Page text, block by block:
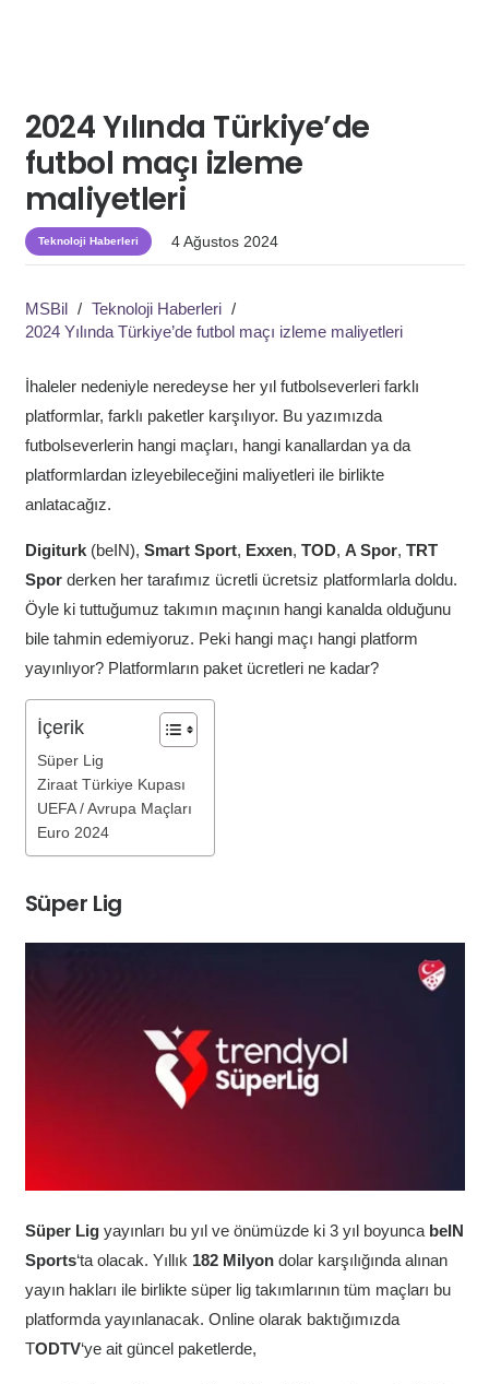
2024 Yılında Türkiye’de
futbol maçı izleme
maliyetleri
Teknoloji Haberleri 4 Ağustos 2024
MSBil / Teknoloji Haberleri /
2024 Yılında Türkiye’de futbol maçı izleme maliyetleri
İhaleler nedeniyle neredeyse her yıl futbolseverleri farklı
platformlar, farklı paketler karşılıyor. Bu yazımızda
futbolseverlerin hangi maçları, hangi kanallardan ya da
platformlardan izleyebileceğini maliyetleri ile birlikte
anlatacağız.
Digiturk(beIN), Smart Sport, Exxen, TOD, A Spor, TRT
Sporderken her tarafımız ücretli ücretsiz platformlarla doldu.
Öyle ki tuttuğumuz takımın maçının hangi kanalda olduğunu
bile tahmin edemiyoruz. Peki hangi maçı hangi platform
yayınlıyor? Platformların paket ücretleri ne kadar?
İçerik
Süper Lig
Ziraat Türkiye Kupası
UEFA / Avrupa Maçları
Euro 2024
Süper Lig
Süper Ligyayınları bu yıl ve önümüzde ki 3 yıl boyunca beIN
Sports‘ta olacak. Yıllık 182 Milyondolar karşılığında alınan
yayın hakları ile birlikte süper lig takımlarının tüm maçları bu
platformda yayınlanacak. Online olarak baktığımızda
TODTV‘ye ait güncel paketlerde,